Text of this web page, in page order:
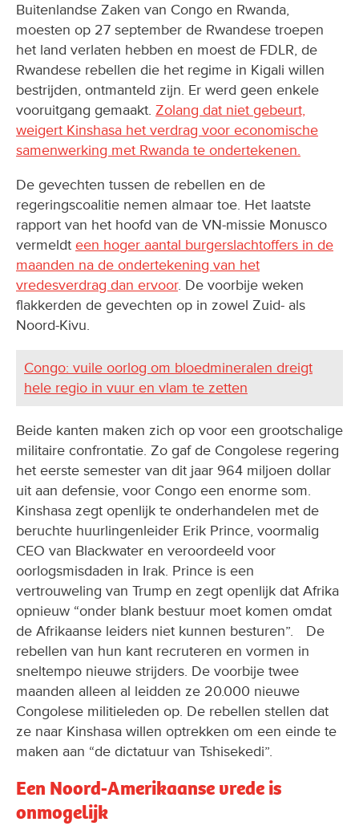
Buitenlandse Zaken van Congo en Rwanda,
moesten op 27 september de Rwandese troepen
het land verlaten hebben en moest de FDLR, de
Rwandese rebellen die het regime in Kigali willen
bestrijden, ontmanteld zijn. Er werd geen enkele
vooruitgang gemaakt. Zolang dat niet gebeurt,
weigert Kinshasa het verdrag voor economische
samenwerking met Rwanda te ondertekenen.
De gevechten tussen de rebellen en de
regeringscoalitie nemen almaar toe. Het laatste
rapport van het hoofd van de VN-missie Monusco
vermeldt een hoger aantal burgerslachtoffers in de
maanden na de ondertekening van het
vredesverdrag dan ervoor. De voorbije weken
flakkerden de gevechten op in zowel Zuid- als
Noord-Kivu.
Congo: vuile oorlog om bloedmineralen dreigt
hele regio in vuur en vlam te zetten
Beide kanten maken zich op voor een grootschalige
militaire confrontatie. Zo gaf de Congolese regering
het eerste semester van dit jaar 964 miljoen dollar
uit aan defensie, voor Congo een enorme som.
Kinshasa zegt openlijk te onderhandelen met de
beruchte huurlingenleider Erik Prince, voormalig
CEO van Blackwater en veroordeeld voor
oorlogsmisdaden in Irak. Prince is een
vertrouweling van Trump en zegt openlijk dat Afrika
opnieuw “onder blank bestuur moet komen omdat
de Afrikaanse leiders niet kunnen besturen”. De
rebellen van hun kant recruteren en vormen in
sneltempo nieuwe strijders. De voorbije twee
maanden alleen al leidden ze 20.000 nieuwe
Congolese militieleden op. De rebellen stellen dat
ze naar Kinshasa willen optrekken om een einde te
maken aan “de dictatuur van Tshisekedi”.
Een Noord-Amerikaanse vrede is
onmogelijk